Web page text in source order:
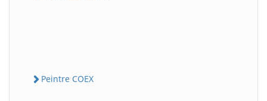
Peintre COEX